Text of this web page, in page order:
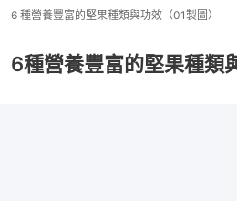
6 種營養豐富的堅果種類與功效（01製圖）
6種營養豐富的堅果種類